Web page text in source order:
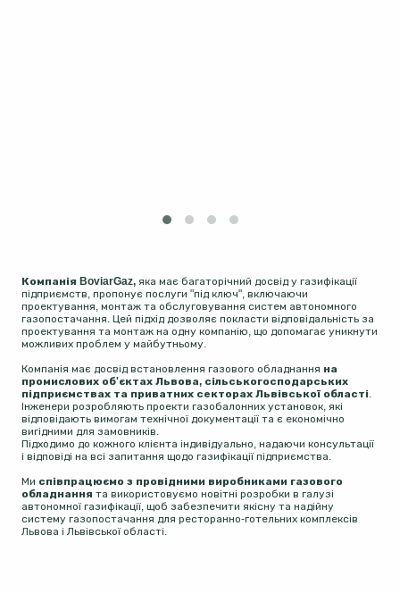
Компанія BoviarGaz, яка має багаторічний досвід у газифікації
підприємств, пропонує послуги "під ключ", включаючи
проектування, монтаж та обслуговування систем автономного
газопостачання. Цей підхід дозволяє покласти відповідальність за
проектування та монтаж на одну компанію, що допомагає уникнути
можливих проблем у майбутньому.
Компанія має досвід встановлення газового обладнання на
промислових об'єктах Львова, сільськогосподарських
підприємствах та приватних секторах Львівської області.
Інженери розробляють проекти газобалонних установок, які
відповідають вимогам технічної документації та є економічно
вигідними для замовників.
Підходимо до кожного клієнта індивідуально, надаючи консультації
і відповіді на всі запитання щодо газифікації підприємства.
Ми співпрацюємо з провідними виробниками газового
обладнання та використовуємо новітні розробки в галузі
автономної газифікації, щоб забезпечити якісну та надійну
систему газопостачання для ресторанно-готельних комплексів
Львова і Львівської області.